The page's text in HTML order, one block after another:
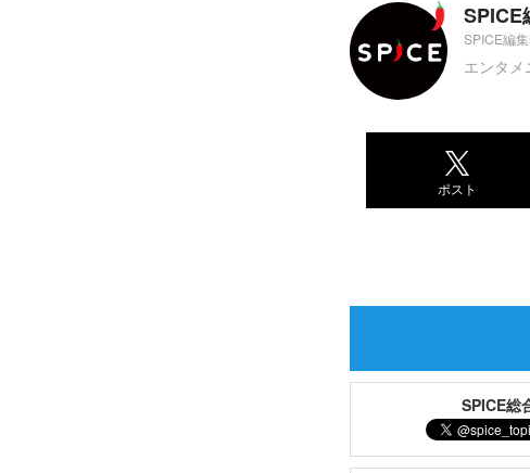
SPICE
SPICE編
エンタメ
ポスト
SPICE総